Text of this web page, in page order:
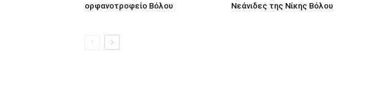
ορφανοτροφείο Βόλου
Νεάνιδες της Νίκης Βόλου